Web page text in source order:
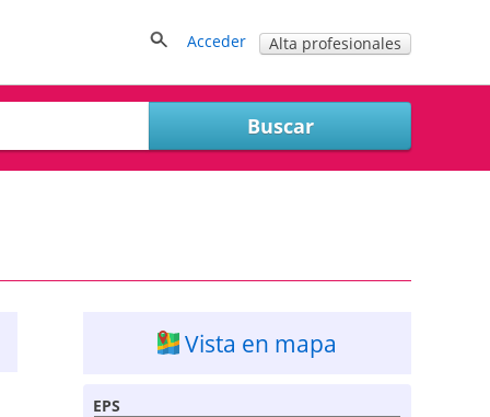
Acceder Alta profesionales
Vista en mapa
EPS